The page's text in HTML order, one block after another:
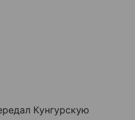
Кунгурскую